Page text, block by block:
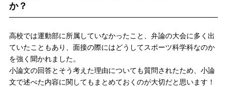
か？
高校では運動部に所属していなかったこと、弁論の大会に多く出
ていたこともあり、面接の際にはどうしてスポーツ科学科なのか
を強く聞かれました。
小論文の回答とそう考えた理由についても質問されたため、小論
文で述べた内容に関してもまとめておくのが大切だと思います！